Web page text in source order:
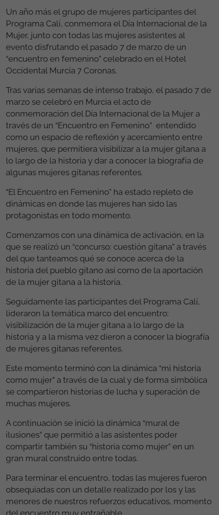
Un año más el grupo de mujeres participantes del
Programa Calí, conmemora el Día Internacional de la
Mujer, junto con todas las mujeres asistentes al
evento disfrutando el pasado 7 de marzo de un
“encuentro en femenino” celebrado en el Hotel
Occidental Murcia 7 Coronas.
Tras varias semanas de intenso trabajo, el pasado 7 de
marzo se celebró en Murcia el acto de
conmemoración del Día Internacional de la Mujer a
través de un “Encuentro en Femenino” entendido
como un espacio de reflexión y acercamiento entre
mujeres, que permitiera visibilizar a la mujer gitana a
lo largo de la historia y dar a conocer la biografía de
algunas mujeres gitanas referentes.
“El Encuentro en Femenino” ha estado repleto de
dinámicas en donde las mujeres han sido las
protagonistas en todo momento.
Comenzamos con una dinámica de activación, en la
que se realizó un “concurso: cuestión gitana” a través
del que tanteamos qué se conoce acerca de la
historia del pueblo gitano así como de la aportación
de la mujer gitana a la historia.
Seguidamente las participantes del Programa Calí,
lideraron la temática marco del encuentro:
visibilización de la mujer gitana a lo largo de la
historia y a la misma vez dieron a conocer la biografía
de mujeres gitanas referentes.
Este momento terminó con la dinámica “mi historia
como mujer” a través de la cual y de forma simbólica
se compartieron historias de lucha y superación de
muchas mujeres.
A continuación se inició la dinámica “mural de
ilusiones” que permitió a las asistentes poder
compartir también su “historia como mujer” en un
gran mural construido entre todas.
Para terminar el encuentro, todas las mujeres fueron
obsequiadas con un detalle realizado por los y las
menores de nuestros refuerzos educativos, momento